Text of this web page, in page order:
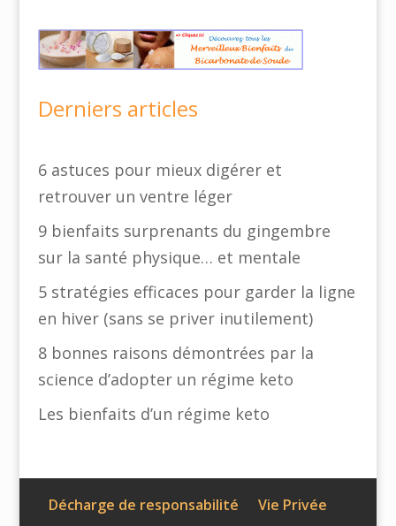
Derniers articles
6 astuces pour mieux digérer et
retrouver un ventre léger
9 bienfaits surprenants du gingembre
sur la santé physique… et mentale
5 stratégies efficaces pour garder la ligne
en hiver (sans se priver inutilement)
8 bonnes raisons démontrées par la
science d’adopter un régime keto
Les bienfaits d’un régime keto
Décharge de responsabilité
Vie Privée